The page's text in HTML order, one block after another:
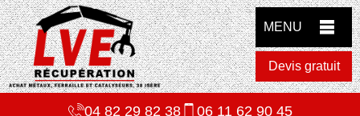
MENU
Devis gratuit
04 82 29 82 38 06 11 62 90 45